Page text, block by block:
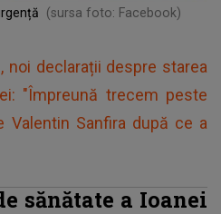
(sursa foto: Facebook)
noi declarații despre starea
"Împreună trecem peste
Valentin Sanfira după ce a
sănătate a Ioanei